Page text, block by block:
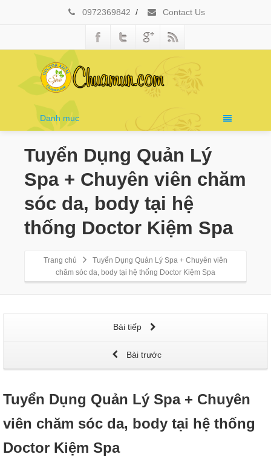
0972369842 / Contact Us
Danh mục
Tuyển Dụng Quản Lý
Spa + Chuyên viên chăm
sóc da, body tại hệ
thống Doctor Kiệm Spa
Trang chủ
Tuyển Dụng Quản Lý Spa + Chuyên viên
chăm sóc da, body tại hệ thống Doctor Kiệm Spa
Bài tiếp
Bài trước
Tuyển Dụng Quản Lý Spa + Chuyên
viên chăm sóc da, body tại hệ thống
Doctor Kiệm Spa